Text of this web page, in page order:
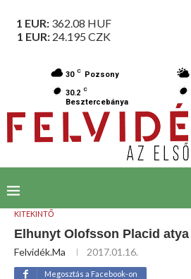
1 EUR: 362.08 HUF
1 EUR: 24.195 CZK
30 C Pozsony
30.2 C
Besztercebánya
KITEKINTŐ
Elhunyt Olofsson Placid atya
Felvidék.ma 2017.01.16.
Megosztás a Facebook-on